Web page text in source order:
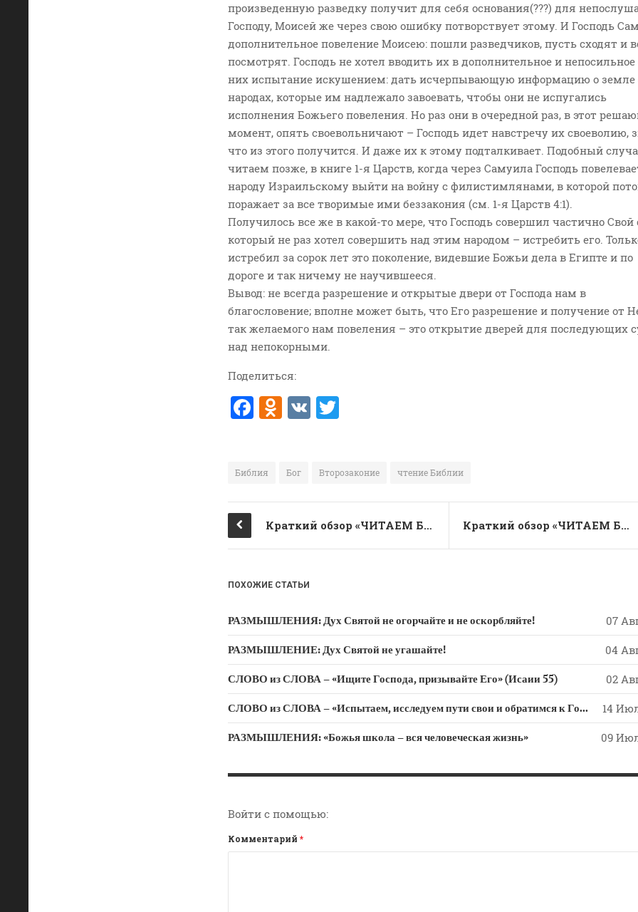
произведенную разведку получит для себя основания(???) для
Господу, Моисей же через свою ошибку потворствует этому. И Господь
дополнительное повеление Моисею: пошли разведчиков, пусть сходят и
посмотрят. Господь не хотел вводить их в дополнительное и
них испытание искушением: дать исчерпывающую информацию о земле
народах, которые им надлежало завоевать, чтобы они не испугались
исполнения Божьего повеления. Но раз они в очередной раз, в этот
момент, опять своевольничают – Господь идет навстречу их своеволию,
что из этого получится. И даже их к этому подталкивает. Подобный
читаем позже, в книге 1-я Царств, когда через Самуила Господь
народу Израильскому выйти на войну с филистимлянами, в которой
поражает за все творимые ими беззакония (см. 1-я Царств 4:1).
Получилось все же в какой-то мере, что Господь совершил частично Свой
который не раз хотел совершить над этим народом – истребить его.
истребил за сорок лет это поколение, видевшие Божьи дела в Египте и по
дороге и так ничему не научившееся.
Вывод: не всегда разрешение и открытые двери от Господа нам в
благословение; вполне может быть, что Его разрешение и получение от
так желаемого нам повеления – это открытие дверей для последующих
над непокорными.
Поделиться:
F
e
b
o
O
o
kl
a
ss
ki
V
te
r
Библия Бог Второзаконие чтение Библии
Краткий обзор «ЧИТАЕМ БИБЛИЮ ВМЕСТЕ – ЗА ОДИН ГОД!»; за 26 февраля – Числа 35 глава… Краткий обзор «ЧИТАЕМ БИБЛИЮ ВМЕСТЕ – ЗА ОДИН ГОД!»; за 28 февраля – Второзаконие 3 глава…
ПОХОЖИЕ СТАТЬИ
РАЗМЫШЛЕНИЯ: Дух Святой не огорчайте и не оскорбляйте! 07
РАЗМЫШЛЕНИЕ: Дух Святой не угашайте! 04
СЛОВО из СЛОВА – «Ищите Господа, призывайте Его» (Исаии 55) 02
СЛОВО из СЛОВА – «Испытаем, исследуем пути свои и обратимся к Господу» 14
РАЗМЫШЛЕНИЯ: «Божья школа – вся человеческая жизнь» 09
Войти с помощью:
Комментарий *